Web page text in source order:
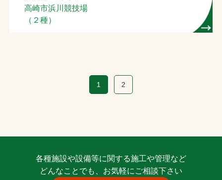
高崎市浜川競技場
（２種）
1 2
各種施設や設備等に関する施工や管理など
どんなことでも、お気軽にご相談下さい